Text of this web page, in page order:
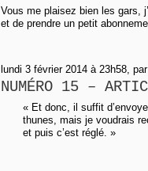
Vous me plaisez bien les gars,
et de prendre un petit
lundi 3 février 2014 à 23h58,
NUMÉRO 15 –
« Et donc, il suffit
thunes, mais je voudrais
et puis c’est réglé. »